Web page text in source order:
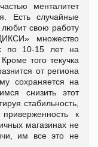
менталитет
Есть случайные
свою работу
множество
по 10-15 лет на
того текучка
от региона
сохраняется на
снизить этот
стабильность,
к
магазинах не
им все это не